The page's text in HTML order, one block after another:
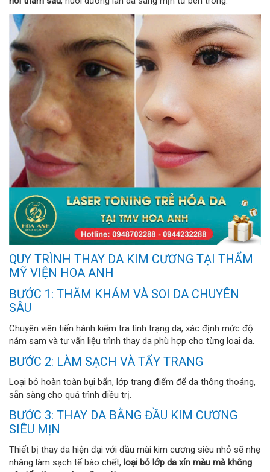
QUY TRÌNH THAY DA KIM CƯƠNG TẠI THẨM
MỸ VIỆN HOA ANH
BƯỚC 1: THĂM KHÁM VÀ SOI DA CHUYÊN
SÂU
Chuyên viên tiến hành kiểm tra tình trạng da, xác định mức độ
nám sạm và tư vấn liệu trình thay da phù hợp cho từng loại da.
BƯỚC 2: LÀM SẠCH VÀ TẨY TRANG
Loại bỏ hoàn toàn bụi bẩn, lớp trang điểm để da thông thoáng,
sẵn sàng cho quá trình điều trị.
BƯỚC 3: THAY DA BẰNG ĐẦU KIM CƯƠNG
SIÊU MỊN
Thiết bị thay da hiện đại với đầu mài kim cương siêu nhỏ sẽ nhẹ
nhàng làm sạch tế bào chết, loại bỏ lớp da xỉn màu mà không